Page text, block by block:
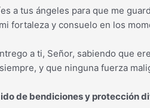
a tus ángeles para que me
fortaleza y consuelo en los
a ti, Señor, sabiendo que
y que ninguna fuerza
de bendiciones y protección